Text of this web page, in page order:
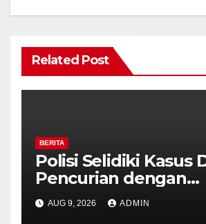
Related Post
BERITA
Polisi Selidiki Kasus
Pencurian dengan
Kekerasan di Counter
Royal Phone
AUG 9, 2026 ADMIN